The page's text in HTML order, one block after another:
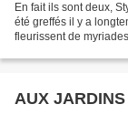
En fait ils sont deux,
été greffés il y a
fleurissent de